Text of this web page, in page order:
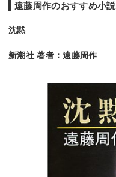
遠藤周作のおすすめ小説
沈黙
新潮社 著者：遠藤周作